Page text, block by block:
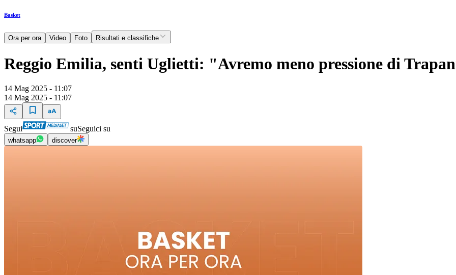
Basket
Ora per ora Video Foto Risultati e classifiche
Reggio Emilia, senti Uglietti: "Avremo meno pressione di
14 Mag 2025 - 11:07
14 Mag 2025 - 11:07
Segui suSeguici su
whatsapp discover